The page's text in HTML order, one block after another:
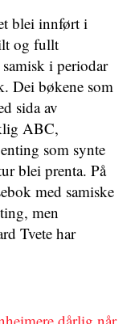
blei innført i
og fullt
i periodar
Dei bøkene som
sida av
ABC,
som synte
blei prenta. På
med samiske
men
Tvete har